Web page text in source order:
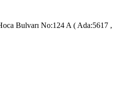
Bulvarı No:124 A ( Ada:5617 ,